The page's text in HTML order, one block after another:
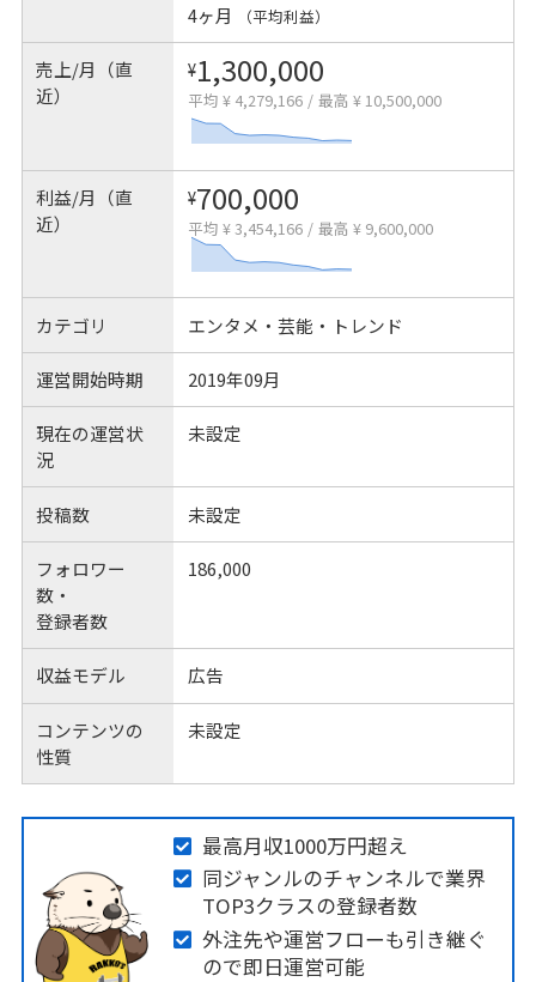
4ヶ月 （平均利益）
売上/月（直
近）
¥1,300,000
平均 ¥ 4,279,166 / 最高 ¥ 10,500,000
利益/月（直
近）
¥700,000
平均 ¥ 3,454,166 / 最高 ¥ 9,600,000
カテゴリ エンタメ・芸能・トレンド
運営開始時期 2019年09月
現在の運営状
況
未設定
投稿数 未設定
フォロワー
数・
登録者数
186,000
収益モデル 広告
コンテンツの
性質
未設定
最高月収1000万円超え
同ジャンルのチャンネルで業界
TOP3クラスの登録者数
外注先や運営フローも引き継ぐ
ので即日運営可能